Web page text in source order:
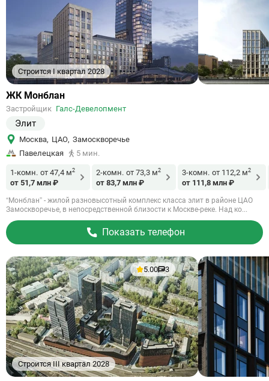
Строится I квартал 2028
Ссылка
объект
ЖК Монблан
Застройщик Галс-Девелопмент
Элит
Москва, ЦАО, Замоскворечье
Павелецкая
5 мин.
1-комн. от 47,4 м2
от 51,7 млн ₽
2-комн. от 73,3 м2
от 83,7 млн ₽
3-комн. от 112,2 м2
от 111,8 млн ₽
“Монблан” - жилой разновысотный комплекс класса элит в районе ЦАО
Замоскворечье, в непосредственной близости к Москве-реке. Над ко...
Показать телефон
Строится III квартал 2028
5.00 3